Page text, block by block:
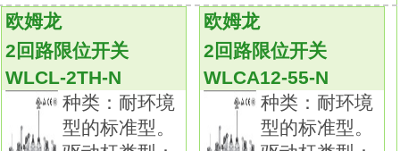
一般负载、微小负载均可使用。
摆杆型中标准配备90°过行程、单侧动作设定、
头部4方向安装功能
WLCL-55-N
通过EN/IEC、 UL、 cUL、 CCC标准认证。种
类：耐环境型的标准型。
驱动杆类型：可调式棒式摆杆 25～ 140mm。
欧姆龙
2回路限位开关
WLCL-2TH-N
种类：耐环境
型的标准型。
欧姆龙
2回路限位开关
WLCA12-55-N
种类：耐环境
型的标准型。